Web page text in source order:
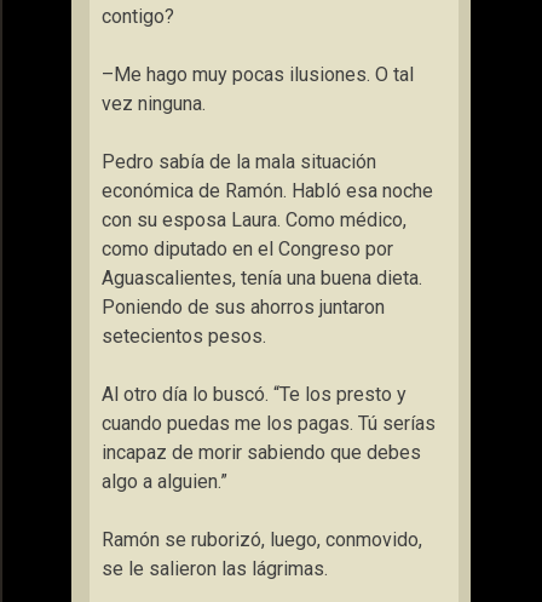
contigo?
–Me hago muy pocas ilusiones. O tal
vez ninguna.
Pedro sabía de la mala situación
económica de Ramón. Habló esa noche
con su esposa Laura. Como médico,
como diputado en el Congreso por
Aguascalientes, tenía una buena dieta.
Poniendo de sus ahorros juntaron
setecientos pesos.
Al otro día lo buscó. “Te los presto y
cuando puedas me los pagas. Tú serías
incapaz de morir sabiendo que debes
algo a alguien.”
Ramón se ruborizó, luego, conmovido,
se le salieron las lágrimas.